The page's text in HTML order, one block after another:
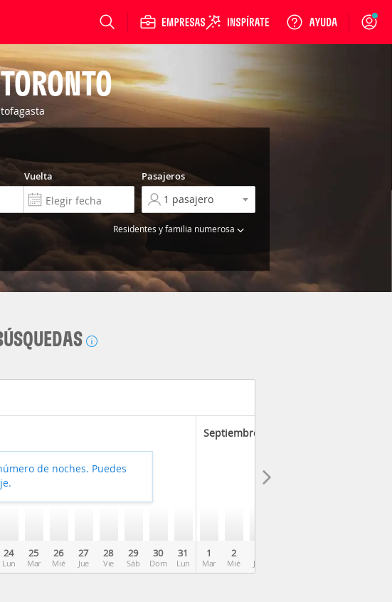
Login
Vuelta Pasajeros
Residentes y familia numerosa
24
Lun
25
Mar
26
Mié
27
Jue
28
Vie
29
Sáb
30
Dom
31
Lun
Septiembre 2026
1
Mar
2
Mié Jue
de noches. Puedes